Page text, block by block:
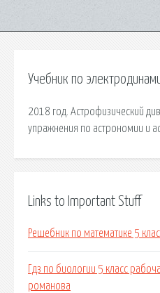
Учебник по
2018 год. Астрофизический
упражнения по астрономии и
Links to Important Stuff
Решебник по математике 5
Гдз по биологии 5 класс
романова